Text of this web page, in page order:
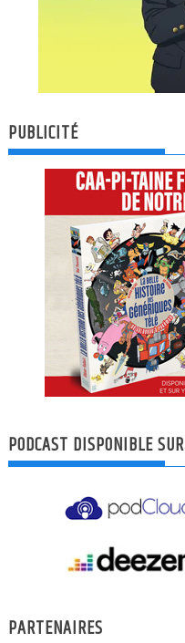
PUBLICITÉ
PODCAST DISPONIBLE SUR
PARTENAIRES